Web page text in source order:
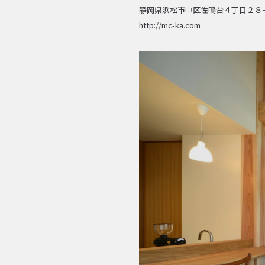
静岡県浜松市中区佐鳴台４丁目２８
http://mc-ka.com